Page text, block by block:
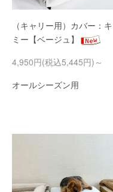
（キャリー用）カバー：
ミー【ベージュ】
4,950円(税込5,445円)～
オールシーズン用